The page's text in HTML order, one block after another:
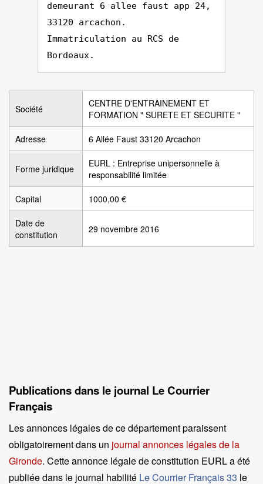
demeurant 6 allee faust app 24,
33120 arcachon.
Immatriculation au RCS de
Bordeaux.
Société
CENTRE D'ENTRAINEMENT ET
FORMATION " SURETE ET SECURITE "
Adresse 6 Allée Faust 33120 Arcachon
Forme juridique
EURL : Entreprise unipersonnelle à
responsabilité limitée
Capital 1000,00 €
Date de
constitution
29 novembre 2016
Publications dans le journal Le Courrier
Français
Les annonces légales de ce département paraissent
obligatoirement dans un journal annonces légales de la
Gironde. Cette annonce légale de constitution EURL a été
publiée dans le journal habilité Le Courrier Français 33 le